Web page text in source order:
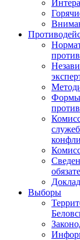
Формы
Выборы